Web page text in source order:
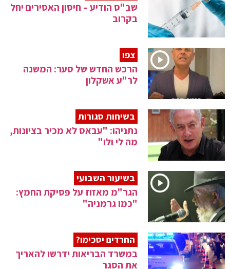
שב"ס הודיע – חיסון האסירים יחל
בקרוב
צפו
הרכש החדש של סער: המשנה
לר"ע אשקלון
בשיחות סגורות
נתניהו: "עבאס לא מכיר בציונות,
מה לי ולו"
בשיעור השבועי
הגר"מ מאזוז על פסיקת החמץ:
"כמו גרמניה"
החרדים יסכימו?
במשרד הבריאות ידרשו להאריך
את הסגר